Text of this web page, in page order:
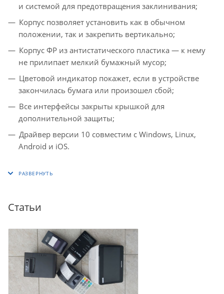
и системой для предотвращения заклинивания;
Корпус позволяет установить как в обычном
положении, так и закрепить вертикально;
Корпус ФР из антистатического пластика — к нему
не прилипает мелкий бумажный мусор;
Цветовой индикатор покажет, если в устройстве
закончилась бумага или произошел сбой;
Все интерфейсы закрыты крышкой для
дополнительной защиты;
Драйвер версии 10 совместим с Windows, Linux,
Android и iOS.
Статьи